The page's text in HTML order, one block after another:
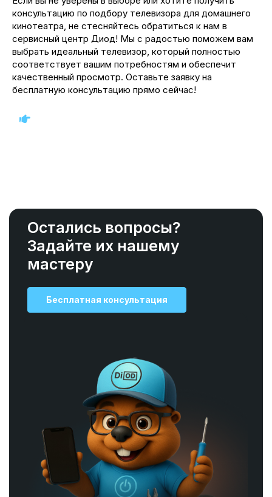
консультацию по подбору телевизора для домашнего
кинотеатра, не стесняйтесь обратиться к нам в
сервисный центр Диод! Мы с радостью поможем вам
выбрать идеальный телевизор, который полностью
соответствует вашим потребностям и обеспечит
качественный просмотр. Оставьте заявку на
бесплатную консультацию прямо сейчас!
Остались вопросы?
Задайте их нашему
мастеру
Бесплатная консультация